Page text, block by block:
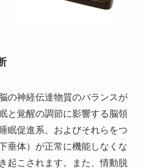
の神経伝達物質のバランスが
と覚醒の調節に影響する脳領
眠促進系、およびそれらをつ
垂体）が正常に機能しなくな
起こされます。また、情動脱